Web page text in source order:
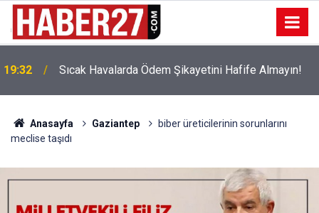
19:32 Sıcak Havalarda Ödem Şikayetini Hafife Almayın!
Anasayfa Gaziantep
biber üreticilerinin sorunlarını
meclise taşıdı